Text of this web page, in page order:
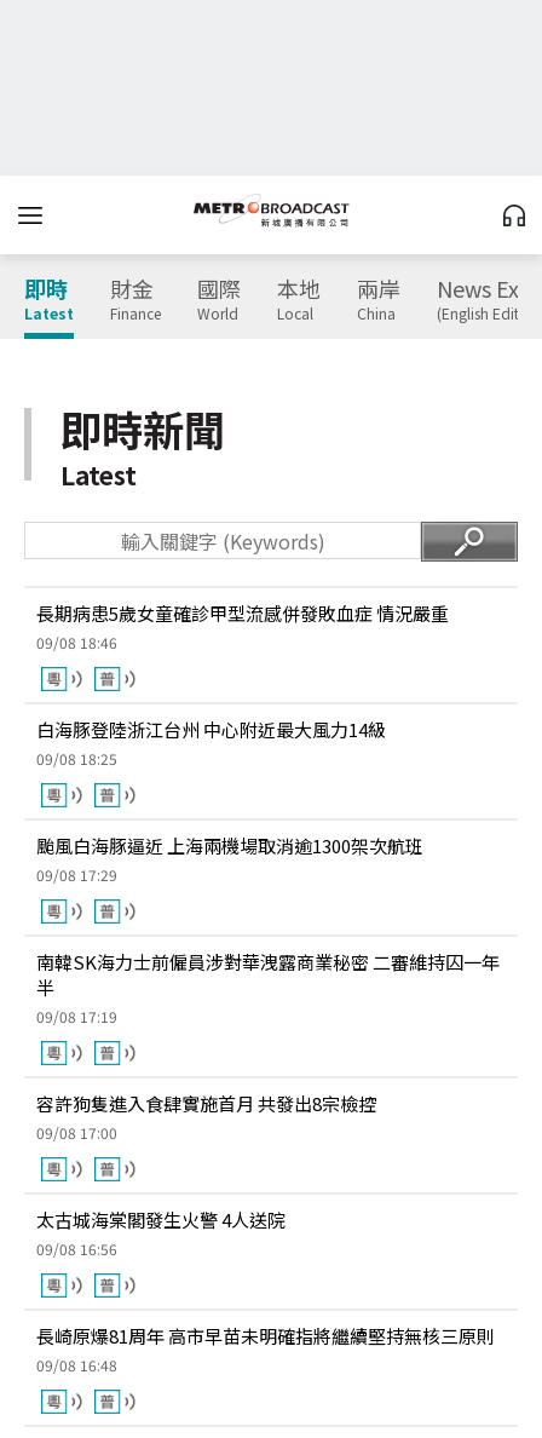
即時
Latest
財金
Finance
國際
World
本地
Local
兩岸
China
News
(English
即時新聞
Latest
長期病患5歲女童確診甲型流感併發敗血症 情況嚴重
09/08 18:46
白海豚登陸浙江台州 中心附近最大風力14級
09/08 18:25
颱風白海豚逼近 上海兩機場取消逾1300架次航班
09/08 17:29
南韓SK海力士前僱員涉對華洩露商業秘密 二審維持囚一年
半
09/08 17:19
容許狗隻進入食肆實施首月 共發出8宗檢控
09/08 17:00
太古城海棠閣發生火警 4人送院
09/08 16:56
長崎原爆81周年 高市早苗未明確指將繼續堅持無核三原則
09/08 16:48